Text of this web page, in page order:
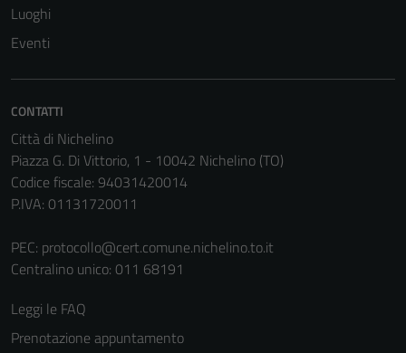
Luoghi
Eventi
CONTATTI
Città di Nichelino
Piazza G. Di Vittorio, 1 - 10042 Nichelino (TO)
Codice fiscale: 94031420014
P.IVA: 01131720011
PEC: protocollo@cert.comune.nichelino.to.it
Centralino unico: 011 68191
Leggi le FAQ
Prenotazione appuntamento